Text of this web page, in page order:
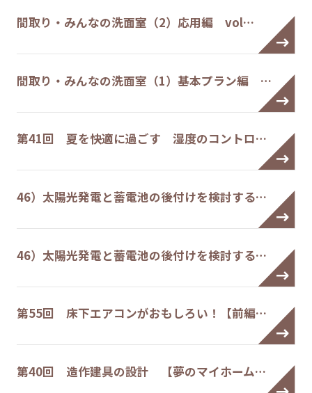
間取り・みんなの洗面室（2）応用編 vol…
間取り・みんなの洗面室（1）基本プラン編 …
第41回 夏を快適に過ごす 湿度のコントロ…
46）太陽光発電と蓄電池の後付けを検討する…
46）太陽光発電と蓄電池の後付けを検討する…
第55回 床下エアコンがおもしろい！【前編…
第40回 造作建具の設計 【夢のマイホーム…